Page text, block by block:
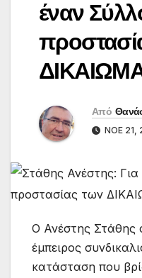
έναν
Από
ΝΟΈ 21,
Ο Ανέστης Στάθης
έμπειρος
κατάσταση που